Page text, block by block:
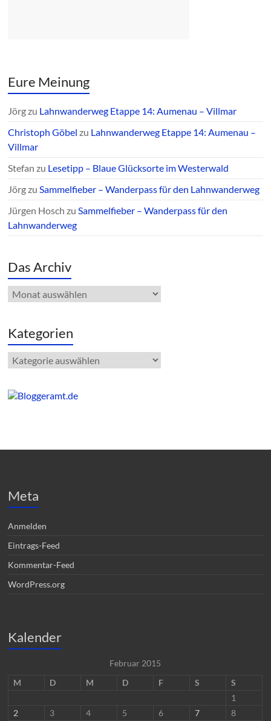
Eure Meinung
Jörgzu Lahnwanderweg Etappe 14: Aumenau – Villmar
Christoph Göbel zu Lahnwanderweg Etappe 14: Aumenau –
Villmar
Stefan zu Lesetipp – Blaue Glücksorte im Westerwald
JörgzuSammelfieber – Wanderpass für den Lahnwanderweg
Jürgen Hosch zuSammelfieber – Wanderpass für den
Lahnwanderweg
Das Archiv
Das
Archiv
Kategorien
Kategorien
Meta
Anmelden
Eintrags-Feed
Kommentar-Feed
WordPress.org
Kalender
Februar 2015
M
D M D F S
S
1
2
3 4 5 6 7 8